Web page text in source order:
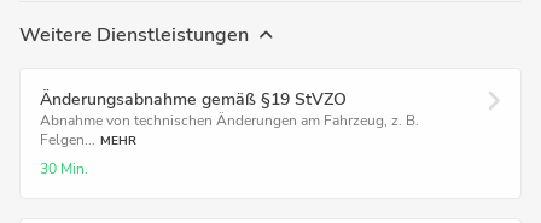
Weitere Dienstleistungen
Änderungsabnahme gemäß §19 StVZO
Abnahme von technischen Änderungen am Fahrzeug, z. B.
Felgen... MEHR
30 Min.